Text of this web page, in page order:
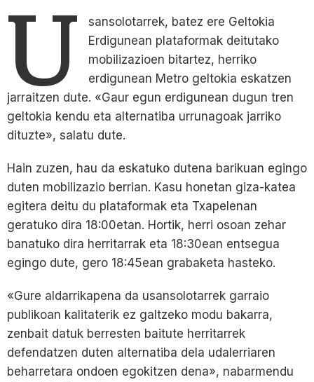
U
sansolotarrek, batez ere Geltokia
Erdigunean plataformak deitutako
mobilizazioen bitartez, herriko
erdigunean Metro geltokia eskatzen
jarraitzen dute. «Gaur egun erdigunean dugun tren
geltokia kendu eta alternatiba urrunagoak jarriko
dituzte», salatu dute.
Hain zuzen, hau da eskatuko dutena barikuan egingo
duten mobilizazio berrian. Kasu honetan giza-katea
egitera deitu du plataformak eta Txapelenan
geratuko dira 18:00etan. Hortik, herri osoan zehar
banatuko dira herritarrak eta 18:30ean entsegua
egingo dute, gero 18:45ean grabaketa hasteko.
«Gure aldarrikapena da usansolotarrek garraio
publikoan kalitaterik ez galtzeko modu bakarra,
zenbait datuk berresten baitute herritarrek
defendatzen duten alternatiba dela udalerriaren
beharretara ondoen egokitzen dena», nabarmendu